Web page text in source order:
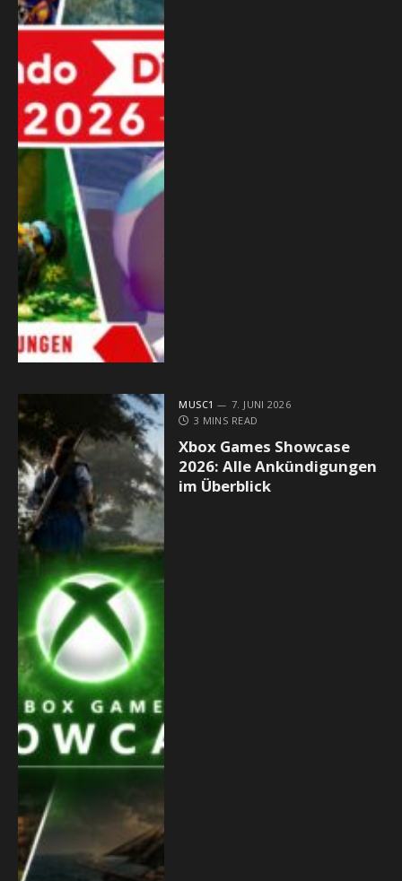
MUSC1
7. JUNI 2026
3 MINS READ
Xbox Games Showcase
2026: Alle Ankündigungen
im Überblick